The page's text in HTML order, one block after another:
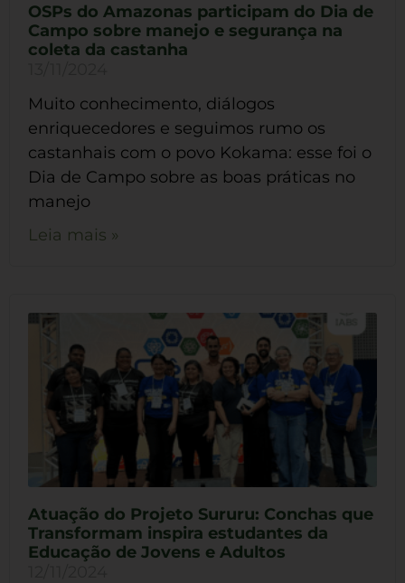
OSPs do Amazonas participam do Dia de
Campo sobre manejo e segurança na
coleta da castanha
Muito conhecimento, diálogos
enriquecedores e seguimos rumo os
castanhais com o povo Kokama: esse foi o
Dia de Campo sobre as boas práticas no
manejo
Leia mais »
Atuação do Projeto Sururu: Conchas que
Transformam inspira estudantes da
Educação de Jovens e Adultos